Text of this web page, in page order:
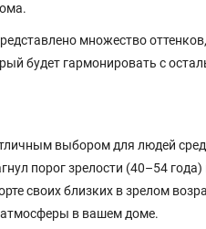
множество
будет гармонировать с
выбором для людей
порог зрелости (40–54
своих близких в зрелом
в вашем доме.